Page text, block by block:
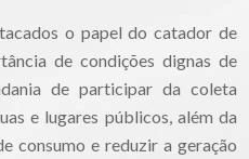
o papel do catador de
de condições dignas de
de participar da coleta
e lugares públicos, além da
consumo e reduzir a geração